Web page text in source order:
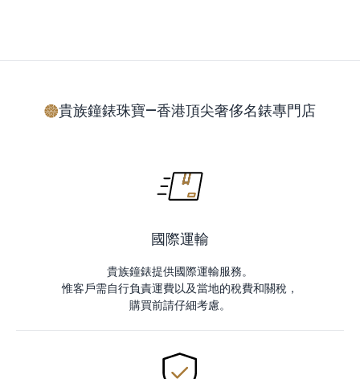
貴族鐘錶珠寶—香港頂尖奢侈名錶專門店
國際運輸
貴族鐘錶提供國際運輸服務。
惟客戶需自行負責運費以及當地的稅費和關稅，
購買前請仔細考慮。